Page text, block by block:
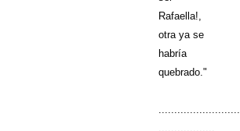
Rafaella!,
otra ya se
habría
quebrado."